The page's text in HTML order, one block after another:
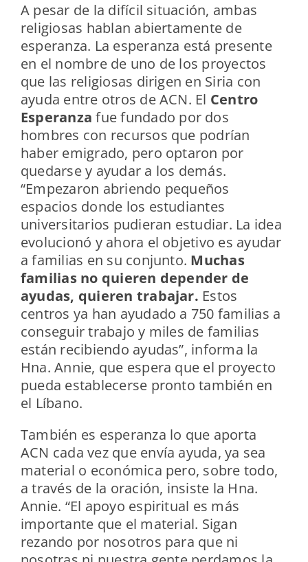
A pesar de la difícil situación, ambas
religiosas hablan abiertamente de
esperanza. La esperanza está presente
en el nombre de uno de los proyectos
que las religiosas dirigen en Siria con
ayuda entre otros de ACN. El Centro
Esperanza fue fundado por dos
hombres con recursos que podrían
haber emigrado, pero optaron por
quedarse y ayudar a los demás.
“Empezaron abriendo pequeños
espacios donde los estudiantes
universitarios pudieran estudiar. La idea
evolucionó y ahora el objetivo es ayudar
a familias en su conjunto. Muchas
familias no quieren depender de
ayudas, quieren trabajar. Estos
centros ya han ayudado a 750 familias a
conseguir trabajo y miles de familias
están recibiendo ayudas”, informa la
Hna. Annie, que espera que el proyecto
pueda establecerse pronto también en
el Líbano.
También es esperanza lo que aporta
ACN cada vez que envía ayuda, ya sea
material o económica pero, sobre todo,
a través de la oración, insiste la Hna.
Annie. “El apoyo espiritual es más
importante que el material. Sigan
rezando por nosotros para que ni